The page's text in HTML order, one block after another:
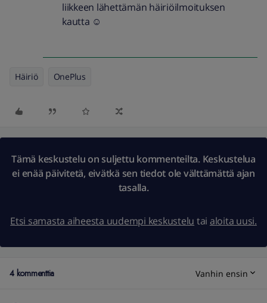
liikkeen lähettämän häiriöilmoituksen
kautta ☺️
Häiriö OnePlus
Tämä keskustelu on suljettu kommenteilta. Keskustelua
ei enää päivitetä, eivätkä sen tiedot ole välttämättä ajan
tasalla.
Etsi samasta aiheesta uudempi keskustelu tai aloita uusi.
4 kommenttia Vanhin ensin